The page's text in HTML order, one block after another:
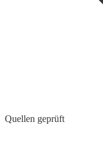
Quellen geprüft